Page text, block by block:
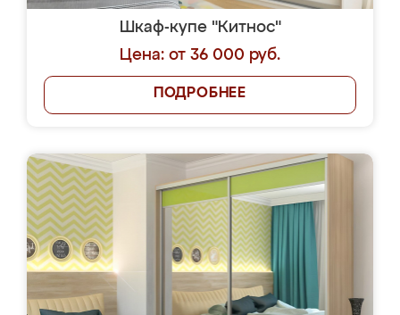
Шкаф-купе "Китнос"
Цена: от 36 000 руб.
ПОДРОБНЕЕ